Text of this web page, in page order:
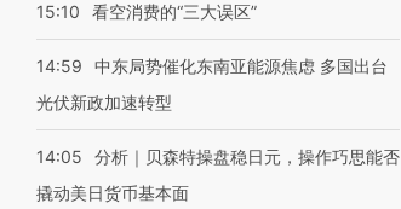
15:10 看空消费的“三大误区”
14:59
中东局势催化东南亚能源焦虑 多国出台
光伏新政加速转型
14:05
分析｜贝森特操盘稳日元，操作巧思能否
撬动美日货币基本面